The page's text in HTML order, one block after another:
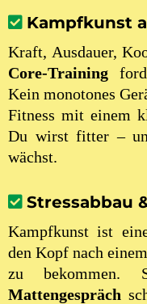
Kampfkunst
Kraft, Ausdauer,
Core-Training
Kein monotones
Fitness mit einem
Du wirst fitter –
wächst.
Stressabbau
Kampfkunst ist
den Kopf nach
zu bekommen.
Mattengespräch